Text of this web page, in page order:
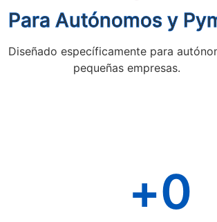
Para Autónomos y
Diseñado específicamente para
pequeñas empresas.
+0